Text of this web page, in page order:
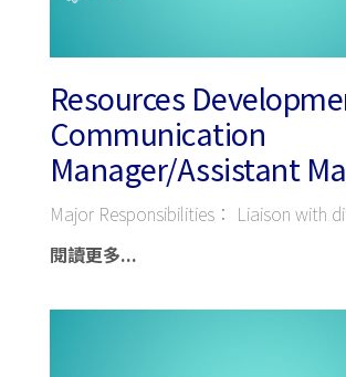
Resources
Communication
Manager/Assistant
Major Responsibilities： Liaison with
閱讀更多...